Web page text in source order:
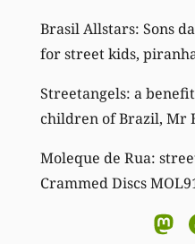
Brasil Allstars: Sons
for street kids,
Streetangels: a
children of Brazil, Mr
Moleque de Rua:
Crammed Discs